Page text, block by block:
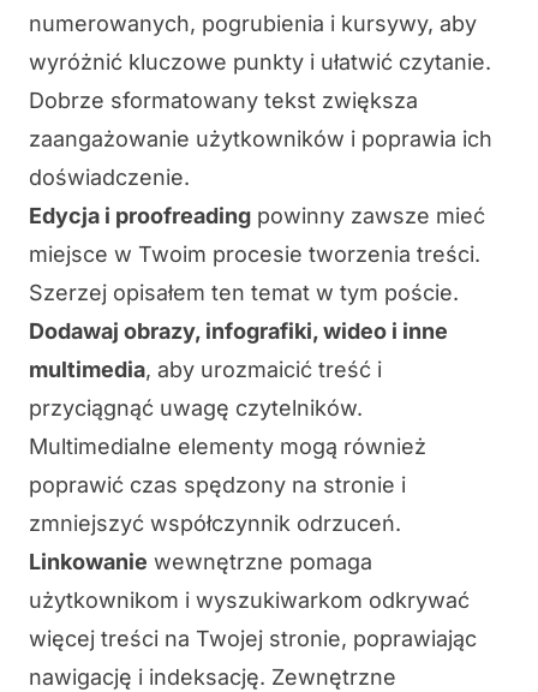
numerowanych, pogrubienia i kursywy, aby
wyróżnić kluczowe punkty i ułatwić czytanie.
Dobrze sformatowany tekst zwiększa
zaangażowanie użytkowników i poprawia ich
doświadczenie.
Edycja i proofreading powinny zawsze mieć
miejsce w Twoim procesie tworzenia treści.
Szerzej opisałem ten temat w tym poście.
Dodawaj obrazy, infografiki, wideo i inne
multimedia, aby urozmaicić treść i
przyciągnąć uwagę czytelników.
Multimedialne elementy mogą również
poprawić czas spędzony na stronie i
zmniejszyć współczynnik odrzuceń.
Linkowanie wewnętrzne pomaga
użytkownikom i wyszukiwarkom odkrywać
więcej treści na Twojej stronie, poprawiając
nawigację i indeksację. Zewnętrzne